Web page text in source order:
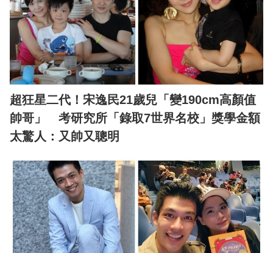
超狂星二代！宋逸民21歲兒「變190cm高顏值
帥哥」 考研究所「錄取7世界名校」獎學金額
太驚人：又帥又聰明